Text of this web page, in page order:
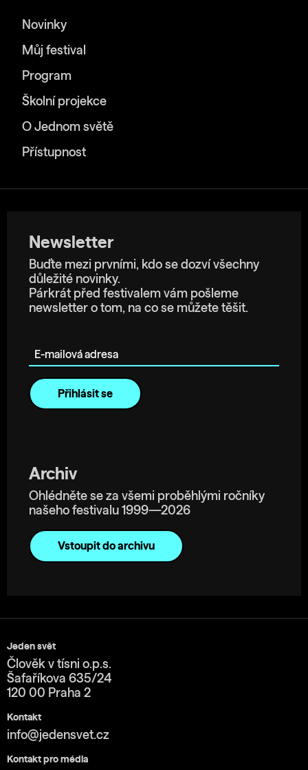
Novinky
Můj festival
Program
Školní projekce
O Jednom světě
Přístupnost
Newsletter
Buďte mezi prvními, kdo se dozví všechny
důležité novinky.
Párkrát před festivalem vám pošleme
newsletter o tom, na co se můžete těšit.
Archiv
Ohlédněte se za všemi proběhlými ročníky
našeho festivalu 1999—2026
Vstoupit do archivu
Jeden svět
Člověk v tísni o.p.s.
Šafaříkova 635/24
120 00 Praha 2
Kontakt
info@jedensvet.cz
Kontakt pro média